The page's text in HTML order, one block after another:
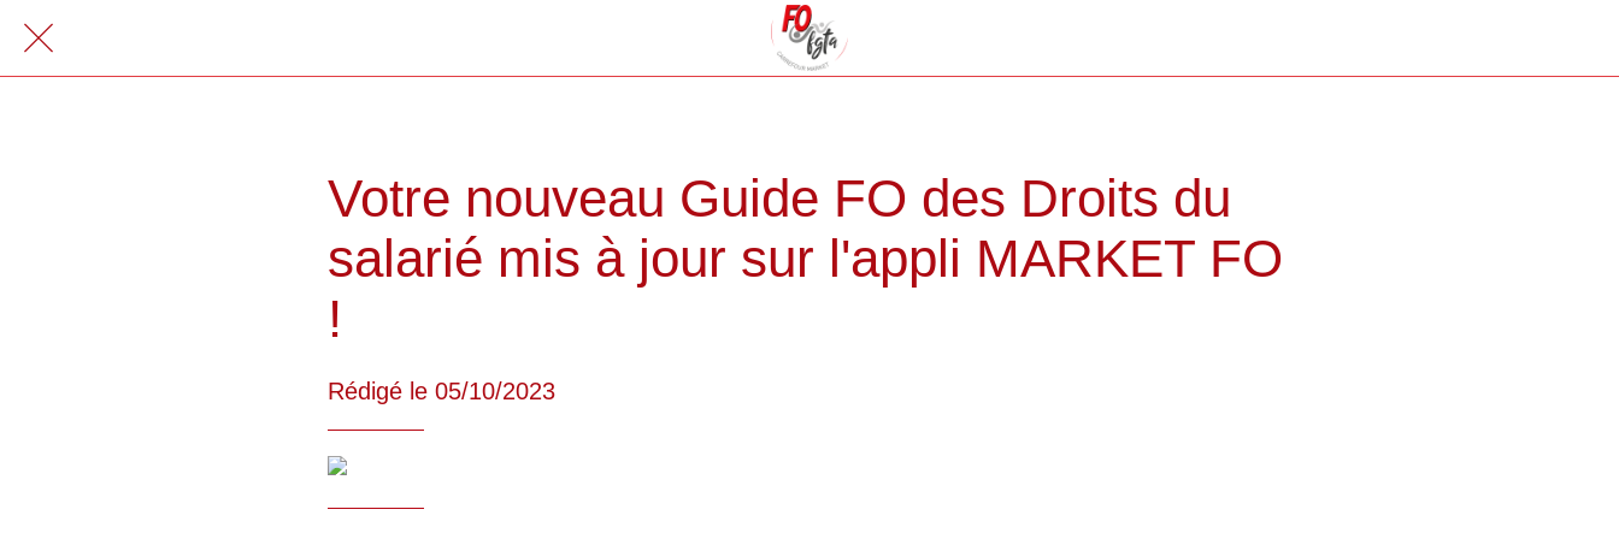
Votre nouveau Guide FO des Droits du
salarié mis à jour sur l'appli MARKET FO
!
Rédigé le 05/10/2023